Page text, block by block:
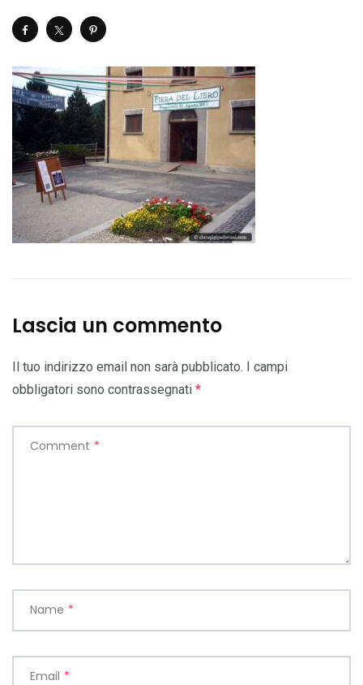
Lascia un commento
Il tuo indirizzo email non sarà pubblicato. I campi
obbligatori sono contrassegnati *
Comment *
Name *
Email *